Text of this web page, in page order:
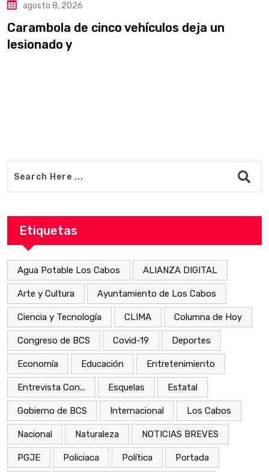
agosto 8, 2026
Carambola de cinco vehículos deja un
lesionado y
Etiquetas
Agua Potable Los Cabos ALIANZA DIGITAL
Arte y Cultura Ayuntamiento de Los Cabos
Ciencia y Tecnología CLIMA Columna de Hoy
Congreso de BCS Covid-19 Deportes
Economía Educación Entretenimiento
Entrevista Con... Esquelas Estatal
Gobierno de BCS Internacional Los Cabos
Nacional Naturaleza NOTICIAS BREVES
PGJE Policiaca Política Portada